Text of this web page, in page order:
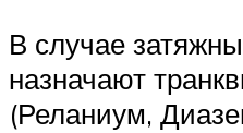
В случае
назначают
(Реланиум,